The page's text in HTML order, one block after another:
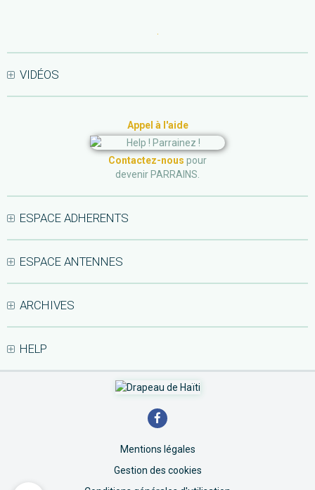
.
VIDÉOS
Appel à l'aide
Contactez-nous pour
devenir PARRAINS.
ESPACE ADHERENTS
ESPACE ANTENNES
ARCHIVES
HELP
Mentions légales
Gestion des cookies